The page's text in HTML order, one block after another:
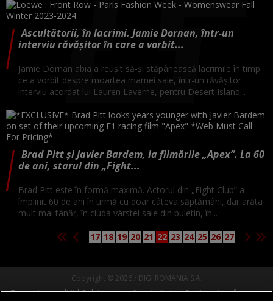
Ascultătorii, în lacrimi. Jamie Dornan, într-un
interviu răvășitor în care a vorbit...
Jamie Dornan abia a reușit să-și stăpânească lacrimile în timp
ce a vorbit despre moartea mamei sale, într-un răvășitor
interviu acordat lui Lauren Laverne, pentru Desert Island...
Brad Pitt și Javier Bardem, la filmările „Apex”. La 60
de ani, starul din „Fight...
Brad Pitt este în formă maximă. Actorul din „Fight Club” a
împlinit 60 de ani în urmă cu doar câteva săptămâni, dar arăta
mult mai tânăr, în ciuda vârstei sale din buletin, în...
17 18 19 20 21 22 23 24 25 26 27
Copyright © 2026 / DIGI ROMANIA S.A.
Termeni si conditii
Politica de confidentialitate Gestionați preferințele